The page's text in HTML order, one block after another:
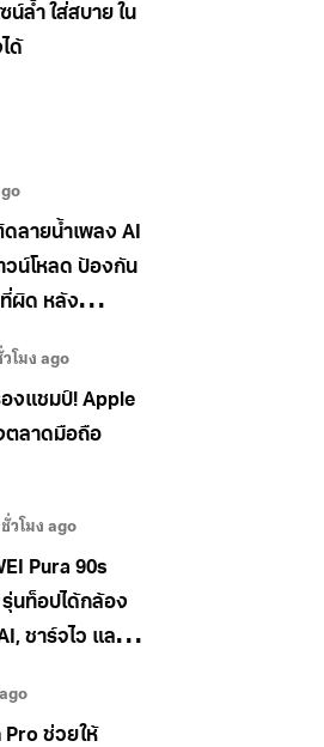
น์ล้ำ ใส่สบาย ใน
ด้
ลายน้ำเพลง AI
น์โหลด ป้องกัน
ที่ผิด หลัง
โมง ago
งแชมป์! Apple
ตลาดมือถือ
วโมง ago
Pura 90s
รุ่นท็อปได้กล้อง
ชาร์จไว และใช้
Pro ช่วยให้